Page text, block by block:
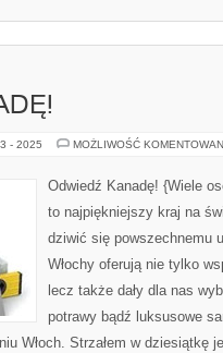
- 2025 MOŻLIWOŚĆ
Odwiedź Kanadę! {Wiele
to najpiękniejszy kraj na
dziwić się powszechnemu
Włochy oferują nie tylko
lecz także dały dla nas
potrawy bądź luksusowe
Włoch. Strzałem w dziesiątkę